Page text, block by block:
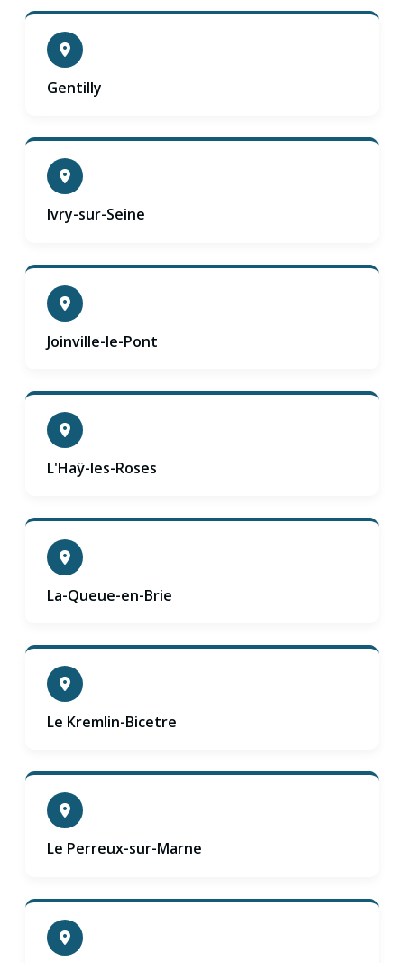
Gentilly
Ivry-sur-Seine
Joinville-le-Pont
L'Haÿ-les-Roses
La-Queue-en-Brie
Le Kremlin-Bicetre
Le Perreux-sur-Marne